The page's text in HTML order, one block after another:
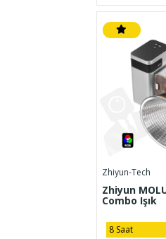
Zhiyun-Tech
Zhiyun
Combo Işık
8 Saat